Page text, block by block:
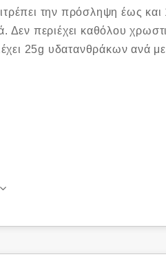
την πρόσληψη έως
περιέχει καθόλου
25g υδατανθράκων ανά